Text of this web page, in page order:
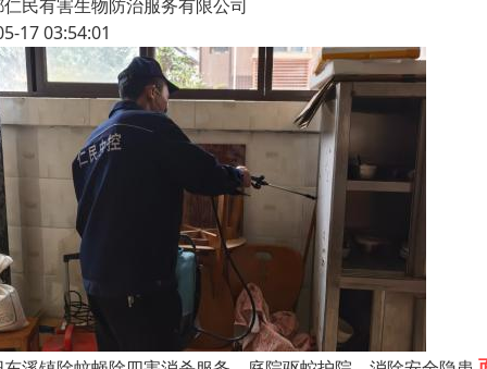
民有害生物防治服务有限公司
17 03:54:01